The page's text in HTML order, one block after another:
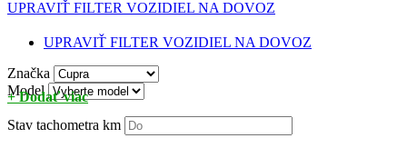
UPRAVIŤ FILTER VOZIDIEL NA DOVOZ
UPRAVIŤ FILTER VOZIDIEL NA DOVOZ
Značka
Model
+ Dodať viac
Stav tachometra km